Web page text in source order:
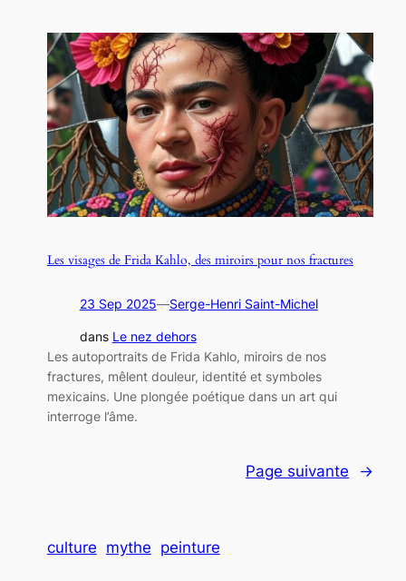
Les visages de Frida Kahlo, des miroirs pour nos fractures
23 Sep 2025—Serge-Henri Saint-Michel
dans Le nez dehors
Les autoportraits de Frida Kahlo, miroirs de nos
fractures, mêlent douleur, identité et symboles
mexicains. Une plongée poétique dans un art qui
interroge l’âme.
Page suivante →
culture mythe peinture